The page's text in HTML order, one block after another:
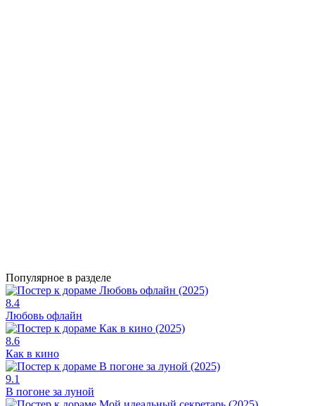
Популярное в разделе
8.4
Любовь офлайн
8.6
Как в кино
9.1
В погоне за луной